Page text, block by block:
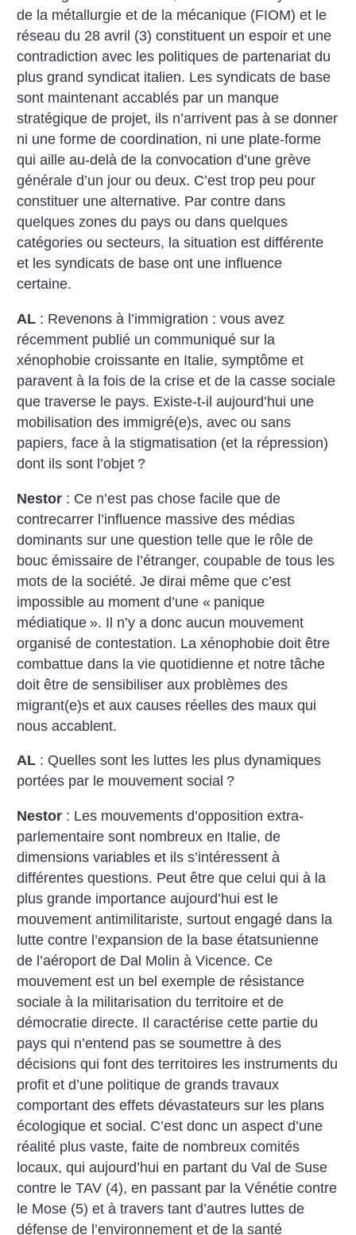
de la métallurgie et de la mécanique (FIOM) et le
réseau du 28 avril (3) constituent un espoir et une
contradiction avec les politiques de partenariat du
plus grand syndicat italien. Les syndicats de base
sont maintenant accablés par un manque
stratégique de projet, ils n’arrivent pas à se donner
ni une forme de coordination, ni une plate-forme
qui aille au-delà de la convocation d’une grève
générale d’un jour ou deux. C’est trop peu pour
constituer une alternative. Par contre dans
quelques zones du pays ou dans quelques
catégories ou secteurs, la situation est différente
et les syndicats de base ont une influence
certaine.
AL : Revenons à l’immigration : vous avez
récemment publié un communiqué sur la
xénophobie croissante en Italie, symptôme et
paravent à la fois de la crise et de la casse sociale
que traverse le pays. Existe-t-il aujourd’hui une
mobilisation des immigré(e)s, avec ou sans
papiers, face à la stigmatisation (et la répression)
dont ils sont l’objet ?
Nestor : Ce n’est pas chose facile que de
contrecarrer l’influence massive des médias
dominants sur une question telle que le rôle de
bouc émissaire de l’étranger, coupable de tous les
mots de la société. Je dirai même que c’est
impossible au moment d’une « panique
médiatique ». Il n’y a donc aucun mouvement
organisé de contestation. La xénophobie doit être
combattue dans la vie quotidienne et notre tâche
doit être de sensibiliser aux problèmes des
migrant(e)s et aux causes réelles des maux qui
nous accablent.
AL : Quelles sont les luttes les plus dynamiques
portées par le mouvement social ?
Nestor : Les mouvements d’opposition extra-
parlementaire sont nombreux en Italie, de
dimensions variables et ils s’intéressent à
différentes questions. Peut être que celui qui à la
plus grande importance aujourd’hui est le
mouvement antimilitariste, surtout engagé dans la
lutte contre l’expansion de la base étatsunienne
de l’aéroport de Dal Molin à Vicence. Ce
mouvement est un bel exemple de résistance
sociale à la militarisation du territoire et de
démocratie directe. Il caractérise cette partie du
pays qui n’entend pas se soumettre à des
décisions qui font des territoires les instruments du
profit et d’une politique de grands travaux
comportant des effets dévastateurs sur les plans
écologique et social. C’est donc un aspect d’une
réalité plus vaste, faite de nombreux comités
locaux, qui aujourd’hui en partant du Val de Suse
contre le TAV (4), en passant par la Vénétie contre
le Mose (5) et à travers tant d’autres luttes de
défense de l’environnement et de la santé